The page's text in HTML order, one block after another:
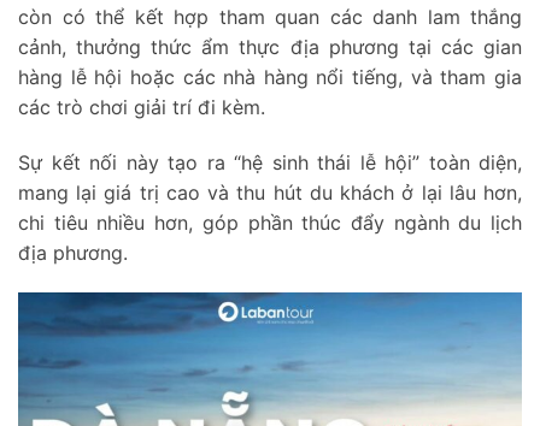
còn có thể kết hợp tham quan các danh lam thắng
cảnh, thưởng thức ẩm thực địa phương tại các gian
hàng lễ hội hoặc các nhà hàng nổi tiếng, và tham gia
các trò chơi giải trí đi kèm.
Sự kết nối này tạo ra “hệ sinh thái lễ hội” toàn diện,
mang lại giá trị cao và thu hút du khách ở lại lâu hơn,
chi tiêu nhiều hơn, góp phần thúc đẩy ngành du lịch
địa phương.